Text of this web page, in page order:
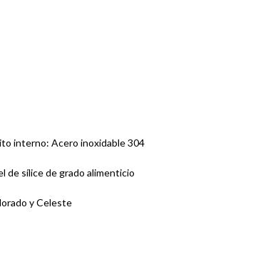
interno: Acero inoxidable 304
de sílice de grado alimenticio
y Celeste